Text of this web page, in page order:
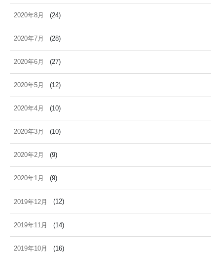
2020年8月 (24)
2020年7月 (28)
2020年6月 (27)
2020年5月 (12)
2020年4月 (10)
2020年3月 (10)
2020年2月 (9)
2020年1月 (9)
2019年12月 (12)
2019年11月 (14)
2019年10月 (16)